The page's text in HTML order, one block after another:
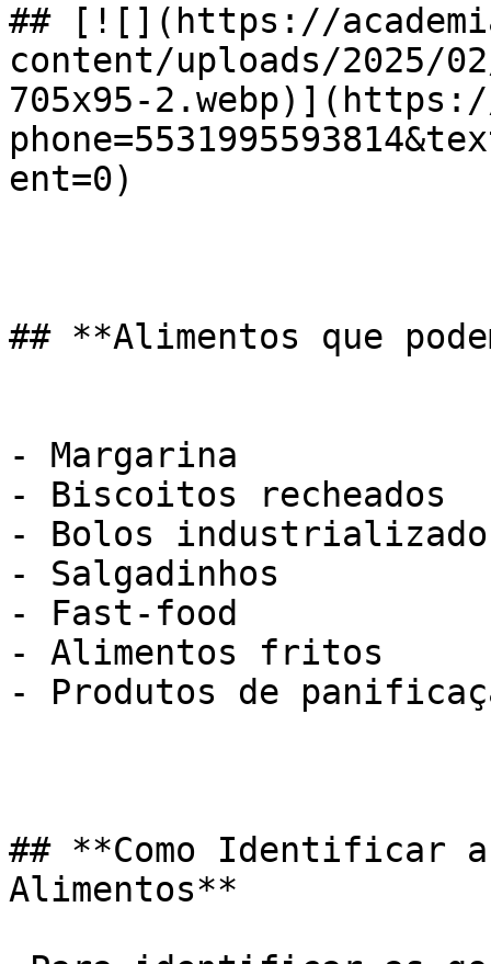
## [![](https://
content/uploads/2025/
705x95-
ent=0)
## **Alimentos que
- Margarina
- Biscoitos recheados
- Bolos
- Salgadinhos
- Fast-food
- Alimentos fritos
- Produtos de
## **Como Identificar
Alimentos**